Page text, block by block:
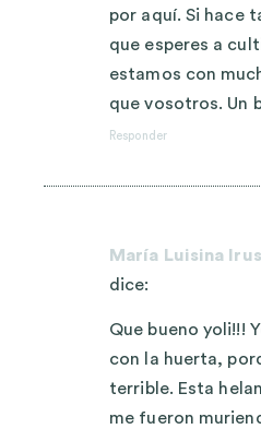
por aquí. Si hace
que esperes a
estamos con
que vosotros. Un
Responder
María Luisina
dice:
Que bueno yoli!!!
con la huerta,
terrible. Esta
me fueron